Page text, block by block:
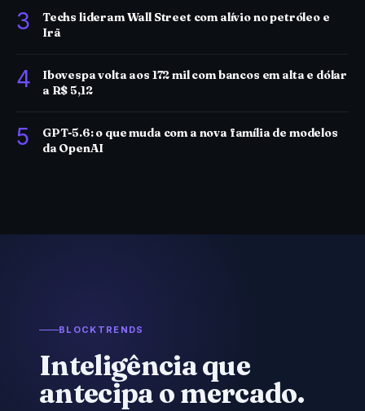
3
Techs lideram Wall Street com alívio no petróleo e
Irã
4
Ibovespa volta aos 172 mil com bancos em alta e dólar
a R$ 5,12
5
GPT-5.6: o que muda com a nova família de modelos
da OpenAI
BLOCKTRENDS
Inteligência que
antecipa o mercado.